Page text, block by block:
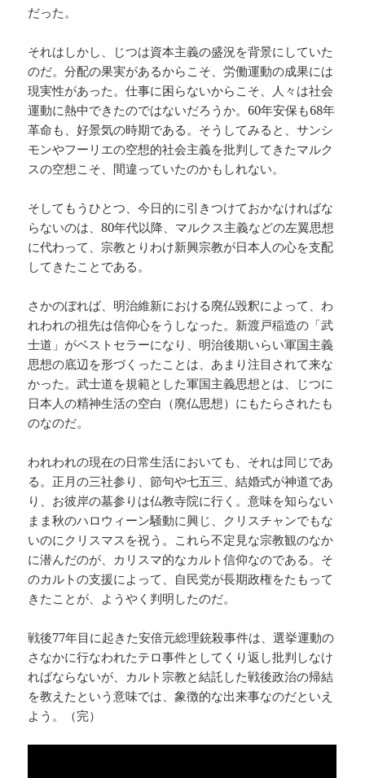
だった。
それはしかし、じつは資本主義の盛況を背景にしていた
のだ。分配の果実があるからこそ、労働運動の成果には
現実性があった。仕事に困らないからこそ、人々は社会
運動に熱中できたのではないだろうか。60年安保も68年
革命も、好景気の時期である。そうしてみると、サンシ
モンやフーリエの空想的社会主義を批判してきたマルク
スの空想こそ、間違っていたのかもしれない。
そしてもうひとつ、今日的に引きつけておかなければな
らないのは、80年代以降、マルクス主義などの左翼思想
に代わって、宗教とりわけ新興宗教が日本人の心を支配
してきたことである。
さかのぼれば、明治維新における廃仏毀釈によって、わ
れわれの祖先は信仰心をうしなった。新渡戸稲造の「武
士道」がベストセラーになり、明治後期いらい軍国主義
思想の底辺を形づくったことは、あまり注目されて来な
かった。武士道を規範とした軍国主義思想とは、じつに
日本人の精神生活の空白（廃仏思想）にもたらされたも
のなのだ。
われわれの現在の日常生活においても、それは同じであ
る。正月の三社参り、節句や七五三、結婚式が神道であ
り、お彼岸の墓参りは仏教寺院に行く。意味を知らない
まま秋のハロウィーン騒動に興じ、クリスチャンでもな
いのにクリスマスを祝う。これら不定見な宗教観のなか
に潜んだのが、カリスマ的なカルト信仰なのである。そ
のカルトの支援によって、自民党が長期政権をたもって
きたことが、ようやく判明したのだ。
戦後77年目に起きた安倍元総理銃殺事件は、選挙運動の
さなかに行なわれたテロ事件としてくり返し批判しなけ
ればならないが、カルト宗教と結託した戦後政治の帰結
を教えたという意味では、象徴的な出来事なのだといえ
よう。（完）